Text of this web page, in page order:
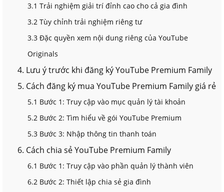
3.1 Trải nghiệm giải trí đỉnh cao cho cả gia đình
3.2 Tùy chỉnh trải nghiệm riêng tư
3.3 Đặc quyền xem nội dung riêng của YouTube
Originals
4. Lưu ý trước khi đăng ký YouTube Premium Family
5. Cách đăng ký mua YouTube Premium Family giá rẻ
5.1 Bước 1: Truy cập vào mục quản lý tài khoản
5.2 Bước 2: Tìm hiểu về gói YouTube Premium
5.3 Bước 3: Nhập thông tin thanh toán
6. Cách chia sẻ YouTube Premium Family
6.1 Bước 1: Truy cập vào phần quản lý thành viên
6.2 Bước 2: Thiết lập chia sẻ gia đình